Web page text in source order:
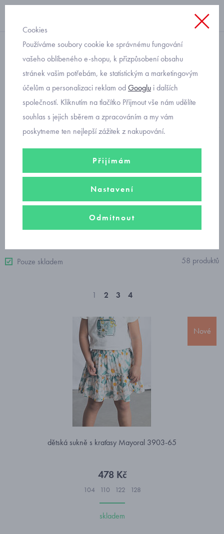
dívky
dívčí kraťasy
Dívčí kraťasy Mayoralv luxusním i sportovním provedení. V
nabídcedívčí elegantní šorky, riflové kraťasya pohodlné dívčí
Seřadit podle
Nejprodávanější
Pouze skladem 58 produktů
1 2 3 4
Nové
dětská sukně s kraťasy Mayoral 3903-65
478 Kč
104 110 122 128
skladem
Cookies
Používáme soubory cookie ke správnému fungování
vašeho oblíbeného e-shopu, k přizpůsobení obsahu
stránek vašim potřebám, ke statistickým a marketingovým
účelům a personalizaci reklam odGooglu i dalších
společností. Kliknutím na tlačítko Přijmout vše nám udělíte
souhlas s jejich sběrem a zpracováním a my vám
poskytneme ten nejlepší zážitek z nakupování.
Přijímám
Nastavení
Odmítnout